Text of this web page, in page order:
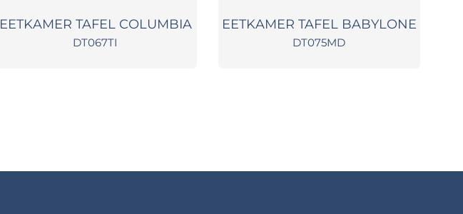
EETKAMER TAFEL COLUMBIA
DT067TI
EETKAMER TAFEL BABYLONE
DT075MD